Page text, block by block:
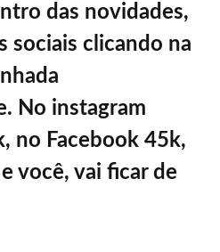
das novidades,
sociais clicando na
No instagram
no Facebook 45k,
você, vai ficar de